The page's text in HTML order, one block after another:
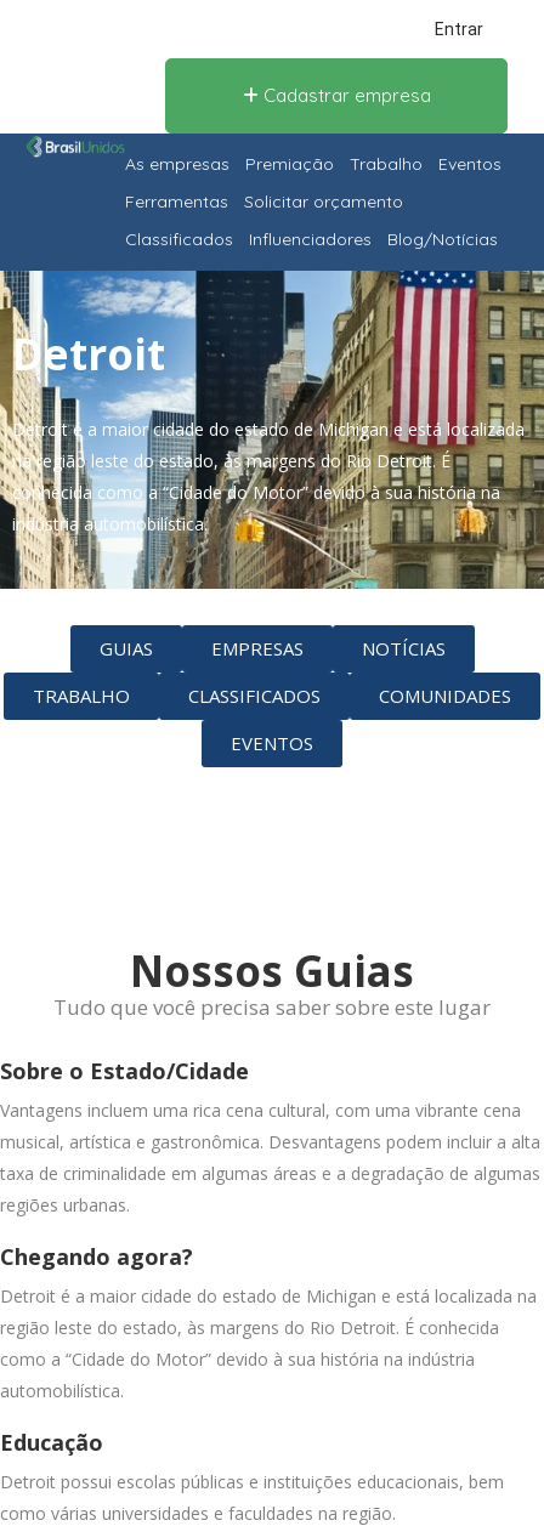
Entrar
Cadastrar empresa
As empresas Premiação Trabalho
Eventos
Ferramentas
Solicitar orçamento
Classificados
Influenciadores Blog/Notícias
Detroit
Detroit é a maior cidade do estado de Michigan e está localizada
na região leste do estado, às margens do Rio Detroit. É
conhecida como a “Cidade do Motor” devido à sua história na
indústria automobilística.
GUIAS EMPRESAS
NOTÍCIAS
TRABALHO
CLASSIFICADOS
COMUNIDADES
EVENTOS
Nossos Guias
Tudo que você precisa saber sobre este lugar
Sobre o Estado/Cidade
Vantagens incluem uma rica cena cultural, com uma vibrante cena
musical, artística e gastronômica. Desvantagens podem incluir a alta
taxa de criminalidade em algumas áreas e a degradação de algumas
regiões urbanas.
Chegando agora?
Detroit é a maior cidade do estado de Michigan e está localizada na
região leste do estado, às margens do Rio Detroit. É conhecida
como a “Cidade do Motor” devido à sua história na indústria
automobilística.
Educação
Detroit possui escolas públicas e instituições educacionais, bem
como várias universidades e faculdades na região.